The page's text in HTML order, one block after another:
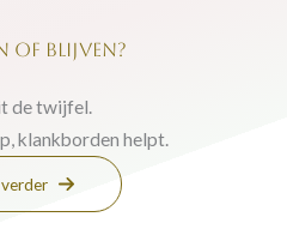
of BLIJVEN?
de twijfel.
klankborden helpt.